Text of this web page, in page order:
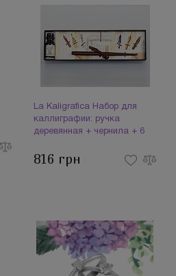
La Kaligrafica Набор для
каллиграфии: ручка
деревянная + чернила + 6
816 грн